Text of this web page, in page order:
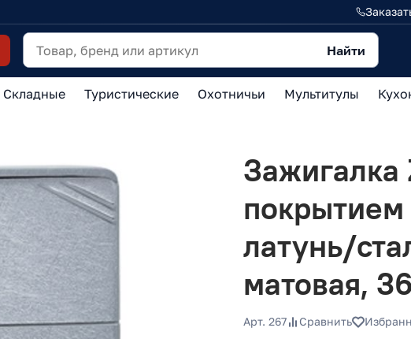
Найти
Складные Туристические Охотничьи Мультитулы
Зажигалка
латунь/
матовая,
Арт. 267 Сравнить